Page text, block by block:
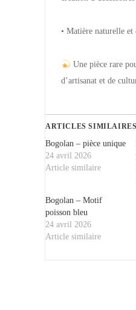
• Matière naturelle et
Une pièce rare
d’artisanat et de
ARTICLES SIMILAIRES
Bogolan – pièce unique
24 avril 2026
Article similaire
Bogolan – Motif
poisson bleu
24 avril 2026
Article similaire